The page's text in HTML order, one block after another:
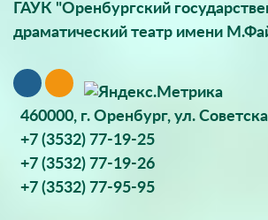
ГАУК "Оренбургский
драматический театр имени
460000, г. Оренбург, ул.
+7 (3532) 77-19-25
+7 (3532) 77-19-26
+7 (3532) 77-95-95